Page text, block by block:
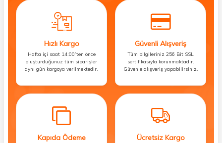
Hızlı Kargo
Hafta içi saat 14:00’ten önce
oluşturduğunuz tüm siparişler
aynı gün kargoya verilmektedir.
Güvenli Alışveriş
Tüm bilgileriniz 256 Bit SSL
sertifikasıyla korunmaktadır.
Güvenle alışveriş yapabilirsiniz.
Kapıda Ödeme Ücretsiz Kargo